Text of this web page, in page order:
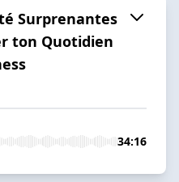
Surprenantes
ton Quotidien
34:16